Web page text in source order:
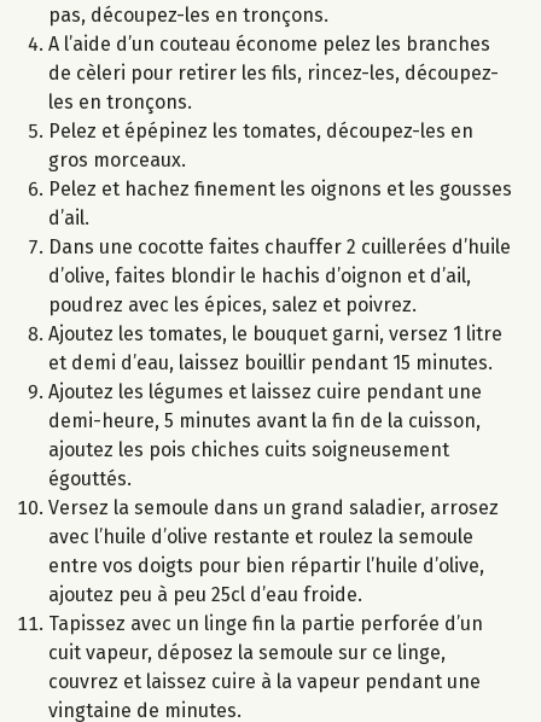
pas, découpez-les en tronçons.
A l’aide d’un couteau économe pelez les branches
de cèleri pour retirer les fils, rincez-les, découpez-
les en tronçons.
Pelez et épépinez les tomates, découpez-les en
gros morceaux.
Pelez et hachez finement les oignons et les gousses
d’ail.
Dans une cocotte faites chauffer 2 cuillerées d’huile
d’olive, faites blondir le hachis d’oignon et d’ail,
poudrez avec les épices, salez et poivrez.
Ajoutez les tomates, le bouquet garni, versez 1 litre
et demi d’eau, laissez bouillir pendant 15 minutes.
Ajoutez les légumes et laissez cuire pendant une
demi-heure, 5 minutes avant la fin de la cuisson,
ajoutez les pois chiches cuits soigneusement
égouttés.
Versez la semoule dans un grand saladier, arrosez
avec l’huile d’olive restante et roulez la semoule
entre vos doigts pour bien répartir l’huile d’olive,
ajoutez peu à peu 25cl d’eau froide.
Tapissez avec un linge fin la partie perforée d’un
cuit vapeur, déposez la semoule sur ce linge,
couvrez et laissez cuire à la vapeur pendant une
vingtaine de minutes.